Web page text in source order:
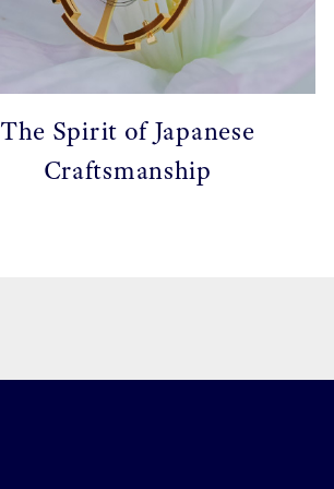
The Spirit of Japanese
Craftsmanship